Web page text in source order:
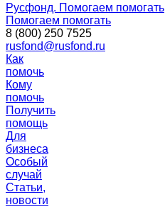
Русфонд. Помогаем помогать
Помогаем помогать
8 (800) 250 7525
rusfond@rusfond.ru
Как
помочь
Кому
помочь
Получить
помощь
Для
бизнеса
Особый
случай
Статьи,
новости